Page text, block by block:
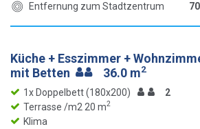
Entfernung zum Stadtzentrum
Küche + Esszimmer +
mit Betten
36.0 m2
1x Doppelbett (180x200)
2
Terrasse /m2 20 m2
Klima